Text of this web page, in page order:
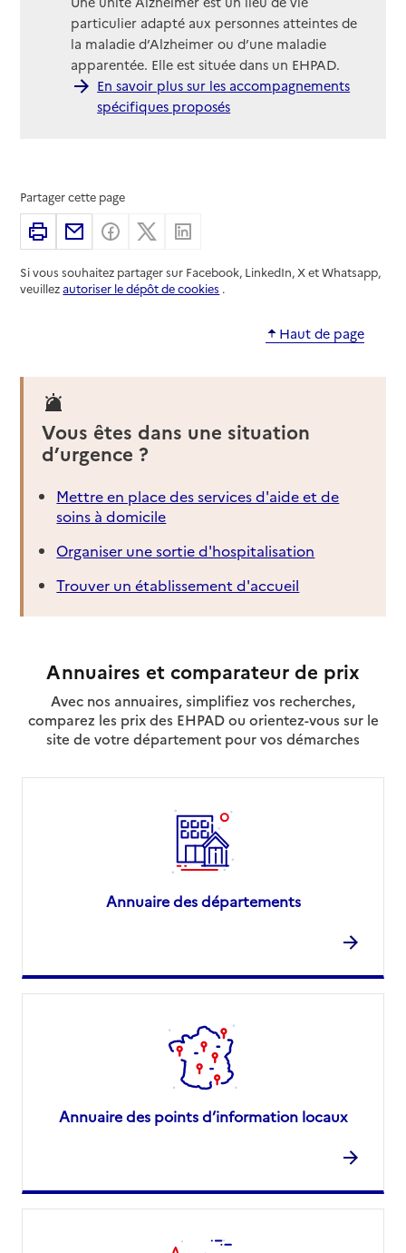
particulier adapté aux personnes atteintes de
la maladie d’Alzheimer ou d’une maladie
apparentée. Elle est située dans un EHPAD.
En savoir plus sur les accompagnements
spécifiques proposés
Partager cette page
ImprimerPartager par email
Partager sur Facebook
Partager sur X
Si vous souhaitez partager sur Facebook, LinkedIn, X et Whatsapp,
veuillezautoriser le dépôt de cookies .
Haut de page
Vous êtes dans une situation
d’urgence ?
Mettre en place des services d'aide et de
soins à domicile
Organiser une sortie d'hospitalisation
Trouver un établissement d'accueil
Annuaires et comparateur de prix
Avec nos annuaires, simplifiez vos recherches,
comparez les prix des EHPAD ou orientez-vous sur le
site de votre département pour vos démarches
Annuaire des départements
Annuaire des points d’information locaux